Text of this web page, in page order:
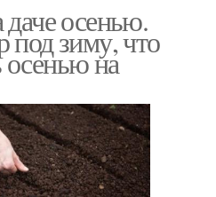
осенью.
под зиму, что
на